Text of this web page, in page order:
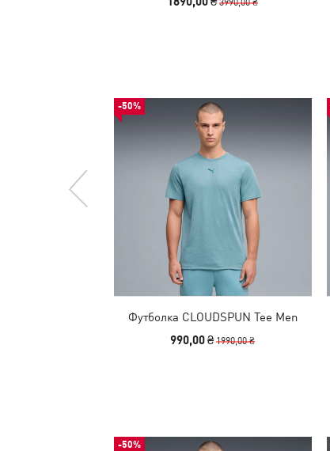
-50%
Футболка CLOUDSPUN Tee Men
990,00 ₴1990,00 ₴
-50%